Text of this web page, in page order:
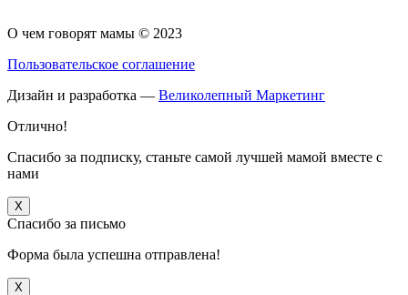
О чем говорят мамы © 2023
Пользовательское соглашение
Дизайн и разработка — Великолепный Маркетинг
Отлично!
Спасибо за подписку, станьте самой лучшей мамой вместе с
нами
X
Спасибо за письмо
Форма была успешна отправлена!
X